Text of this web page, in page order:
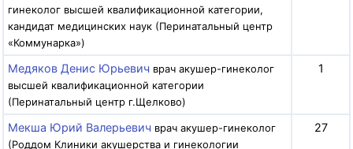
гинеколог высшей квалификационной категории,
кандидат медицинских наук (Перинатальный центр
«Коммунарка»)
Медяков Денис Юрьевич врач акушер-гинеколог
высшей квалификационной категории
(Перинатальный центр г.Щелково)
1
Мекша Юрий Валерьевич врач акушер-гинеколог
(Роддом Клиники акушерства и гинекологии
27